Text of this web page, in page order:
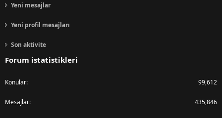
Yeni mesajlar
Yeni profil mesajları
Son aktivite
Forum istatistikleri
Konular 99,612
Mesajlar 435,846